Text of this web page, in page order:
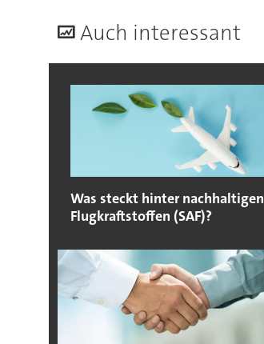
Auch interessant
Was steckt hinter nachhaltigen
Flugkraftstoffen (SAF)?